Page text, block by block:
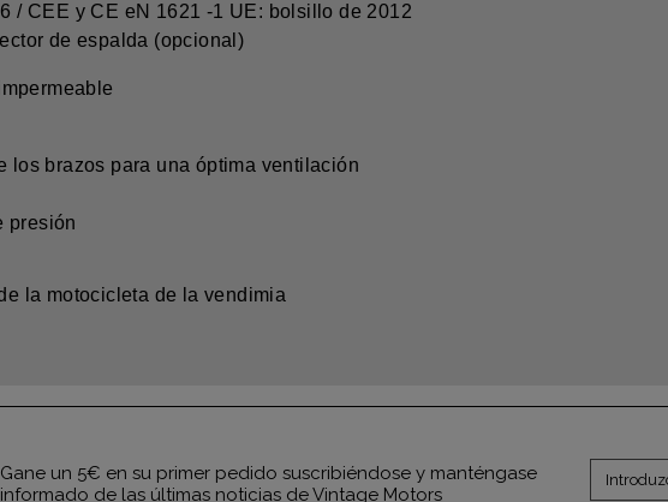
/ CEE y CE eN 1621 -1 UE: bolsillo de 2012
de espalda (opcional)
los brazos para una óptima ventilación
presión
la motocicleta de la vendimia
Gane un 5€ en su primer pedido suscribiéndose y manténgase
informado de las últimas noticias de Vintage Motors